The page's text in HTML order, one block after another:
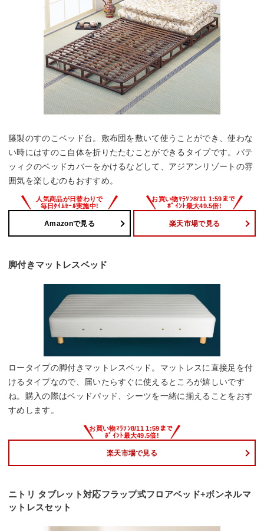
籐製のすのこベッド台。敷布団を敷いて使うことができ、使わな
い時にはすのこ自体を折りたたむことができるタイプです。バテ
ッィクのベッドカバーをかけるなどして、アジアンリゾートの雰
囲気を楽しむのもおすすめ。
Amazonで見る 楽天市場で見る
脚付きマットレスベッド
ロータイプの脚付きマットレスベッド。マットレスに直接足を付
けるタイプなので、届いたらすぐに使えるところが嬉しいです
ね。購入の際はベッドパッド、シーツを一緒に揃えることをおす
すめします。
楽天市場で見る
ニトリ タブレット対応フラップ式フロアベッド+ボンネルマ
ットレスセット